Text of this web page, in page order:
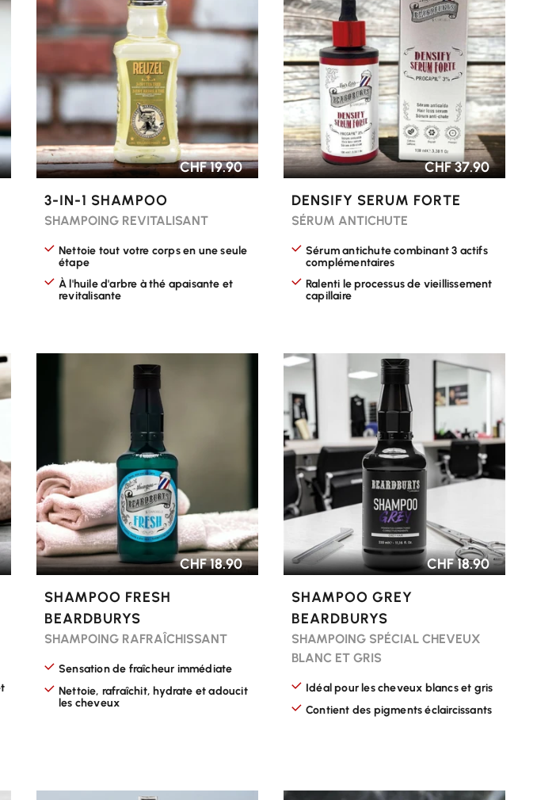
CHF 19.90
3-IN-1 SHAMPOO
SHAMPOING REVITALISANT
Nettoie tout votre corps en une seule
étape
À l'huile d'arbre à thé apaisante et
revitalisante
CHF 37.90
DENSIFY SERUM FORTE
SÉRUM ANTICHUTE
Sérum antichute combinant 3 actifs
complémentaires
Ralenti le processus de vieillissement
capillaire
CHF 18.90
CHOISIR LES OPTIONS
SHAMPOO FRESH
BEARDBURYS
SHAMPOING RAFRAÎCHISSANT
Sensation de fraîcheur immédiate
Nettoie, rafraîchit, hydrate et adoucit
les cheveux
CHF 18.90
CHOISIR LES OPTIONS
SHAMPOO GREY
BEARDBURYS
SHAMPOING SPÉCIAL CHEVEUX
BLANC ET GRIS
Idéal pour les cheveux blancs et gris
Contient des pigments éclaircissants